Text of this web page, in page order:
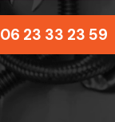
06 23 33 23 59